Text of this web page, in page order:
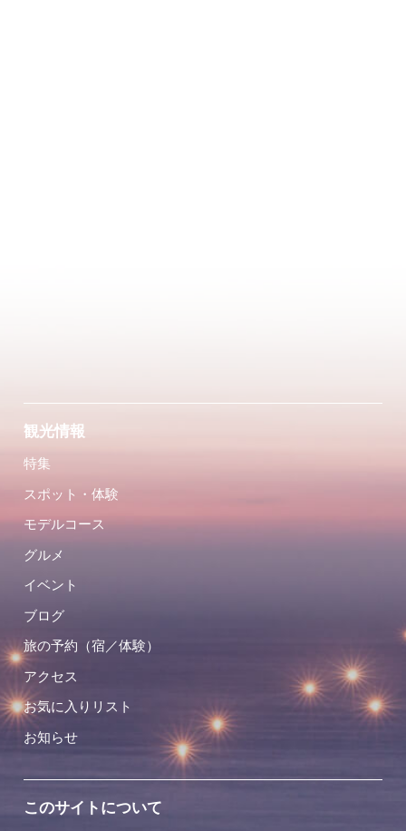
観光情報
特集
スポット・体験
モデルコース
グルメ
イベント
ブログ
旅の予約（宿／体験）
アクセス
お気に入りリスト
お知らせ
このサイトについて